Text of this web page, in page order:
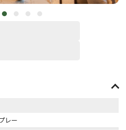
レー